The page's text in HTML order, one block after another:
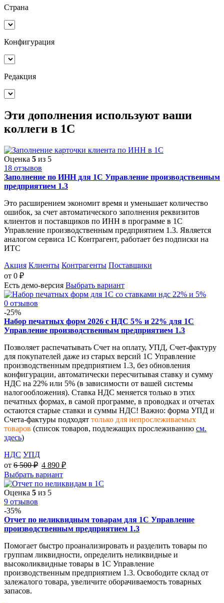
Страна
Конфигурация
Редакция
Эти дополнения используют ваши
коллеги в 1С
Оценка 5 из 5
18 отзывов
Заполнение по ИНН для 1С Управление производственным
предприятием 1.3
Это расширением экономит время и уменьшает количество
ошибок, за счет автоматического заполнения реквизитов
клиентов и поставщиков по ИНН в программе в 1С
Управление производственным предприятием 1.3. Является
аналогом сервиса 1С Контрагент, работает без подписки на
ИТС
Акция Клиенты Контрагенты Поставщики
от 0 ₽
Есть демо-версия Выбрать вариант
0 отзывов
-25%
Набор печатных форм 2026 с НДС 5% и 22% для 1С
Управление производственным предприятием 1.3
Позволяет распечатывать Счет на оплату, УПД, Счет-фактуру
для покупателей даже из старых версий 1С Управление
производственным предприятием 1.3, без обновления
конфигурации, автоматически пересчитывая ставку и сумму
НДС на 22% или 5% (в зависимости от вашей системы
налогообложения). Ставка НДС меняется только в этих
печатных формах, в самой программе, в проводках и отчетах
остаются старые ставки и суммы НДС! Важно: форма УПД и
Счета-фактуры подходят только для непрослеживаемых
товаров (список товаров, подлежащих прослеживанию см.
здесь)
НДС УПД
от 6 500₽ 4 890 ₽
Выбрать вариант
Оценка 5 из 5
9 отзывов
-35%
Отчет по неликвидным товарам для 1С Управление
производственным предприятием 1.3
Помогает быстро проанализировать и разделить товары по
группам ликвидности, определить неликвидные и
высоколиквидные товары в 1С Управление
производственным предприятием 1.3. Освободите склад от
залежалого товара, увеличите оборачиваемость товарных
запасов.